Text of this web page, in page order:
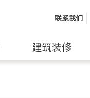
联系我们
建筑装修